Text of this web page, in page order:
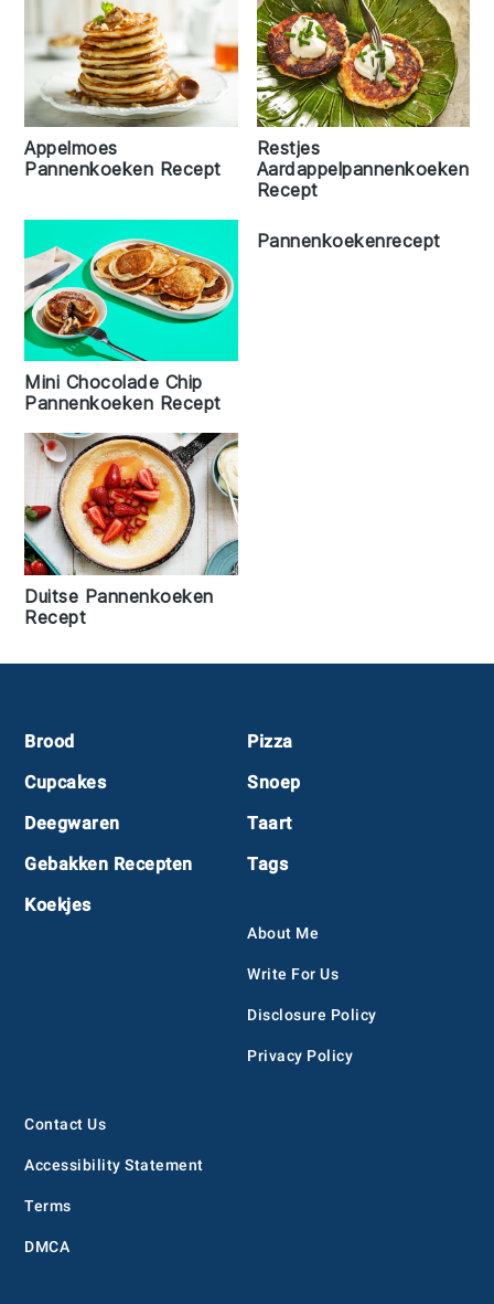
Appelmoes
Pannenkoeken Recept
Restjes
Aardappelpannenkoeken
Recept
Mini Chocolade Chip
Pannenkoeken Recept
Pannenkoekenrecept
Duitse Pannenkoeken
Recept
Footer
Brood
Cupcakes
Deegwaren
Gebakken Recepten
Koekjes
Pizza
Snoep
Taart
Tags
About Me
Write For Us
Disclosure Policy
Privacy Policy
Contact Us
Accessibility Statement
Terms
DMCA